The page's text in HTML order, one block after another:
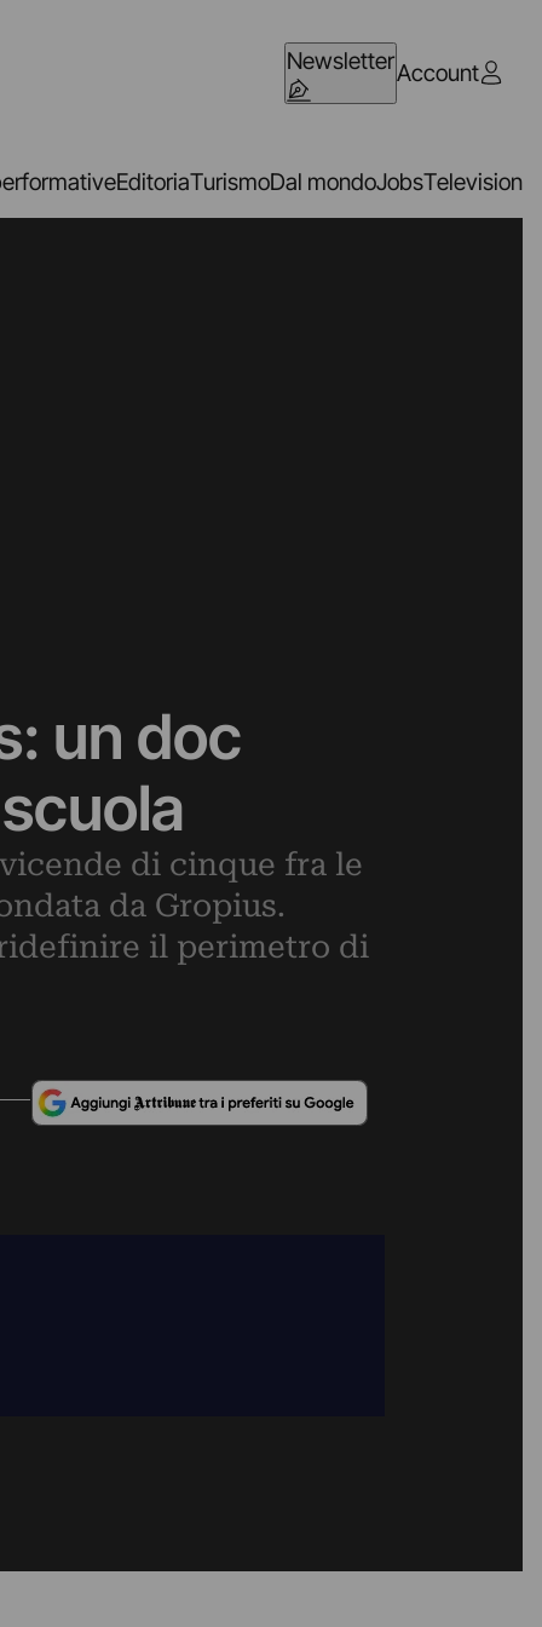
NewsletterAccount
EditoriaTurismoDal mondoJobsTelevision
un doc
di cinque fra le
da Gropius.
il perimetro di